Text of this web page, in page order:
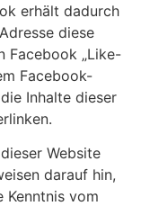
erhält dadurch
diese
Facebook „Like-
Facebook-
Inhalte dieser
Website
darauf hin,
Kenntnis vom